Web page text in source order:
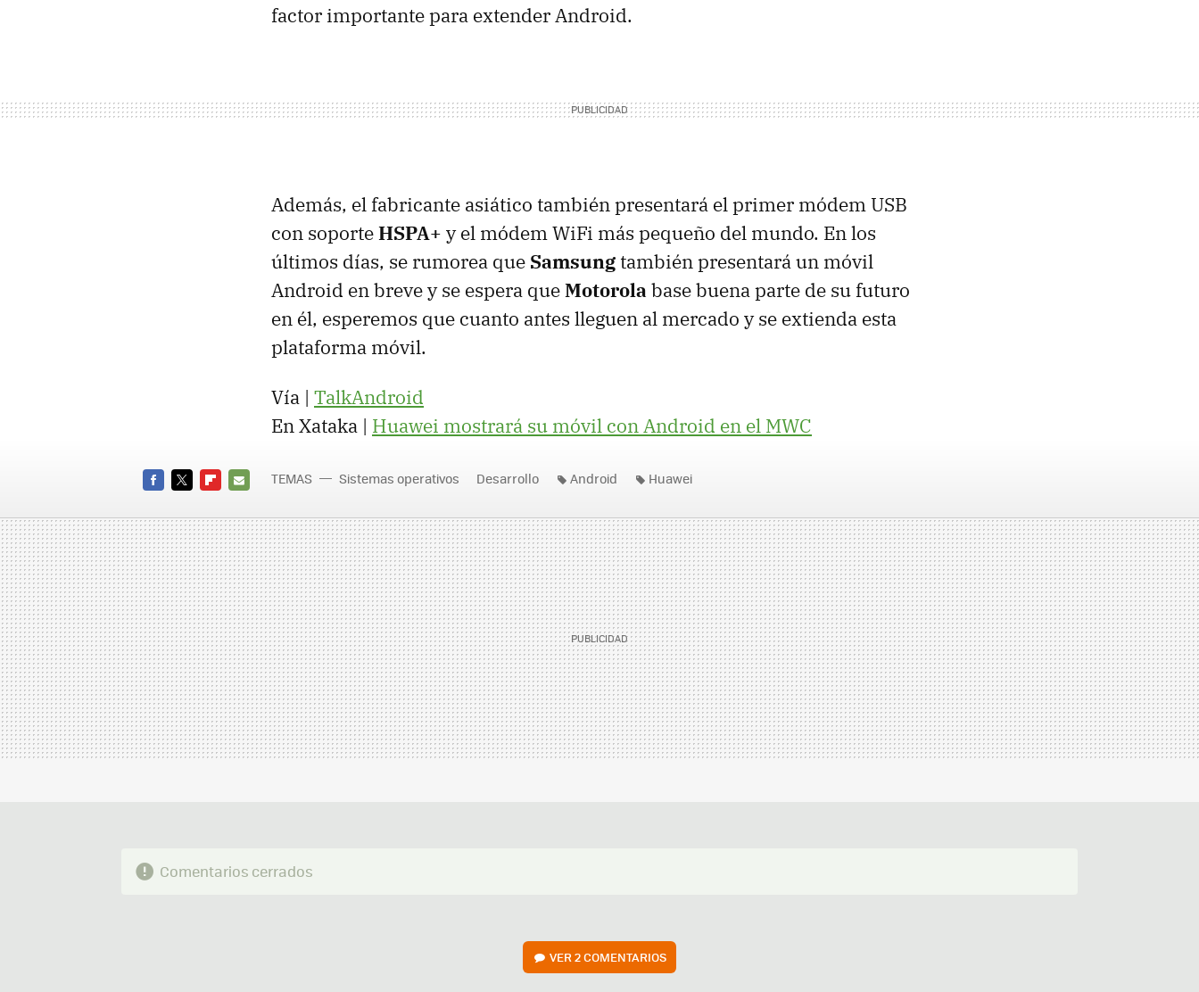
factor importante para extender Android.
Además, el fabricante asiático también presentará el primer módem USB
con soporteHSPA+ y el módem WiFi más pequeño del mundo. En los
últimos días, se rumorea que Samsung también presentará un móvil
Android en breve y se espera queMotorola base buena parte de su futuro
en él, esperemos que cuanto antes lleguen al mercado y se extienda esta
plataforma móvil.
Vía | TalkAndroid
En Xataka | Huawei mostrará su móvil con Android en el MWC
MAIL
TEMAS Sistemas operativos Desarrollo Android Huawei
Comentarios cerrados
VER2 COMENTARIOS